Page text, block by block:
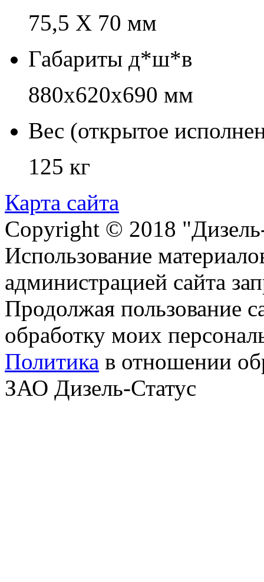
75,5 X 70 мм
Габариты д*ш*в
880х620х690 мм
Вес (открытое
125 кг
Карта сайта
Copyright © 2018
Использование
администрацией сайта
Продолжая пользование
обработку моих
Политика в отношении
ЗАО Дизель-Статус